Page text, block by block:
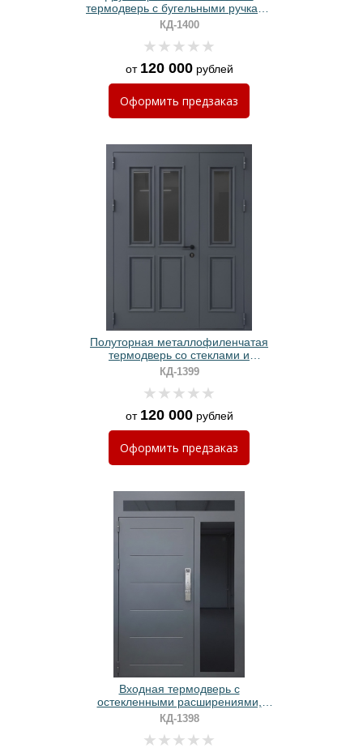
термодверь с бугельными ручками
и полимерным окрашиванием
графит
КД-1400
от 120 000рублей
Оформить предзаказ
Полуторная металлофиленчатая
термодверь со стеклами и
порошковой покраской цвета
графит
КД-1399
от 120 000рублей
Оформить предзаказ
Входная термодверь с
остекленными расширениями,
выдавленным рисунком,
электронным замком и серым
порошковым покрытием
КД-1398